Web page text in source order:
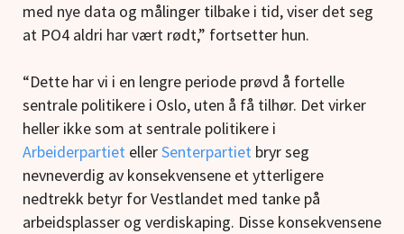
med nye data og målinger tilbake i tid, viser det seg
at PO4 aldri har vært rødt,” fortsetter hun.
“Dette har vi i en lengre periode prøvd å fortelle
sentrale politikere i Oslo, uten å få tilhør. Det virker
heller ikke som at sentrale politikere i
Arbeiderpartiet ellerSenterpartiet bryr seg
nevneverdig av konsekvensene et ytterligere
nedtrekk betyr for Vestlandet med tanke på
arbeidsplasser og verdiskaping. Disse konsekvensene